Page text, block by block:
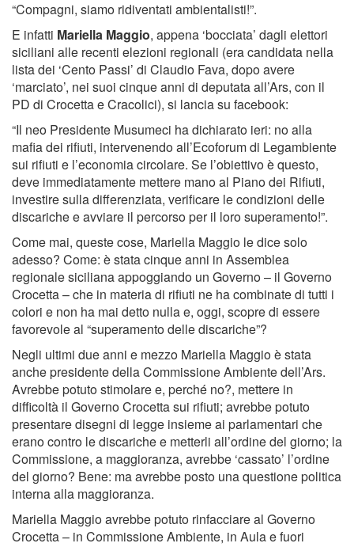
“Compagni, siamo ridiventati ambientalisti!”.
E infatti Mariella Maggio, appena ‘bocciata’ dagli elettori
siciliani alle recenti elezioni regionali (era candidata nella
lista dei ‘Cento Passi’ di Claudio Fava, dopo avere
‘marciato’, nei suoi cinque anni di deputata all’Ars, con il
PD di Crocetta e Cracolici), si lancia su facebook:
“Il neo Presidente Musumeci ha dichiarato ieri: no alla
mafia dei rifiuti, intervenendo all’Ecoforum di Legambiente
sui rifiuti e l’economia circolare. Se l’obiettivo è questo,
deve immediatamente mettere mano al Piano dei Rifiuti,
investire sulla differenziata, verificare le condizioni delle
discariche e avviare il percorso per il loro superamento!”.
Come mai, queste cose, Mariella Maggio le dice solo
adesso? Come: è stata cinque anni in Assemblea
regionale siciliana appoggiando un Governo – il Governo
Crocetta – che in materia di rifiuti ne ha combinate di tutti i
colori e non ha mai detto nulla e, oggi, scopre di essere
favorevole al “superamento delle discariche”?
Negli ultimi due anni e mezzo Mariella Maggio è stata
anche presidente della Commissione Ambiente dell’Ars.
Avrebbe potuto stimolare e, perché no?, mettere in
difficoltà il Governo Crocetta sui rifiuti; avrebbe potuto
presentare disegni di legge insieme ai parlamentari che
erano contro le discariche e metterli all’ordine del giorno; la
Commissione, a maggioranza, avrebbe ‘cassato’ l’ordine
del giorno? Bene: ma avrebbe posto una questione politica
interna alla maggioranza.
Mariella Maggio avrebbe potuto rinfacciare al Governo
Crocetta – in Commissione Ambiente, in Aula e fuori